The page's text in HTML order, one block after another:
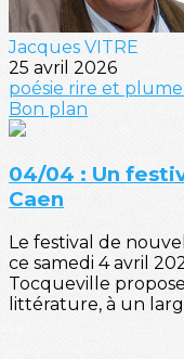
Jacques VITRE
25 avril 2026
poésie rire et plume
Bon plan
04/04 : Un
Caen
Le festival de
ce samedi 4 avril
Tocqueville
littérature, à un